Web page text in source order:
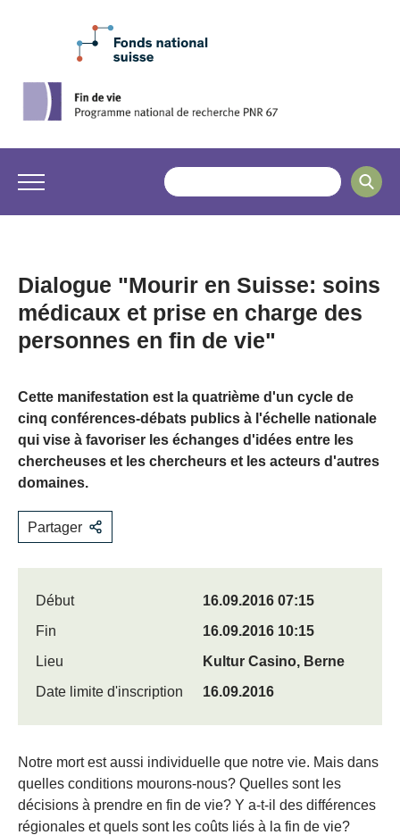
Dialogue "Mourir en Suisse: soins
médicaux et prise en charge des
personnes en fin de vie"
Cette manifestation est la quatrième d'un cycle de
cinq conférences-débats publics à l'échelle nationale
qui vise à favoriser les échanges d'idées entre les
chercheuses et les chercheurs et les acteurs d'autres
domaines.
Partager
Début
16.09.2016 07:15
Fin
16.09.2016 10:15
Lieu
Kultur Casino, Berne
Date limite d'inscription
16.09.2016
​Notre mort est aussi individuelle que notre vie. Mais dans
quelles conditions mourons-nous? Quelles sont les
décisions à prendre en fin de vie? Y a-t-il des différences
régionales et quels sont les coûts liés à la fin de vie?